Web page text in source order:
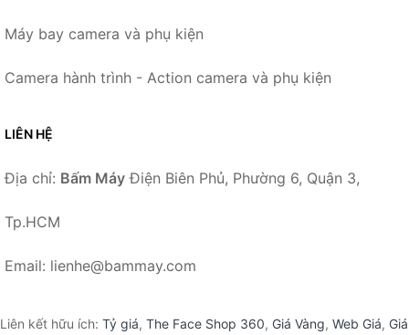
Máy bay camera và phụ kiện
Camera hành trình - Action camera và phụ kiện
LIÊN HỆ
Địa chỉ: Bấm Máy Điện Biên Phủ, Phường 6, Quận 3,
Tp.HCM
Email: lienhe@bammay.com
Liên kết hữu ích: Tỷ giá, The Face Shop 360, Giá Vàng, Web Giá, Giá